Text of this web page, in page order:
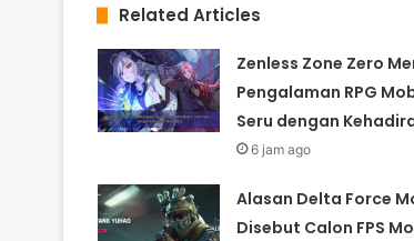
Related Articles
Zenless Zone Zero
Pengalaman RPG
Seru dengan
6 jam ago
Alasan Delta Force
Disebut Calon FPS